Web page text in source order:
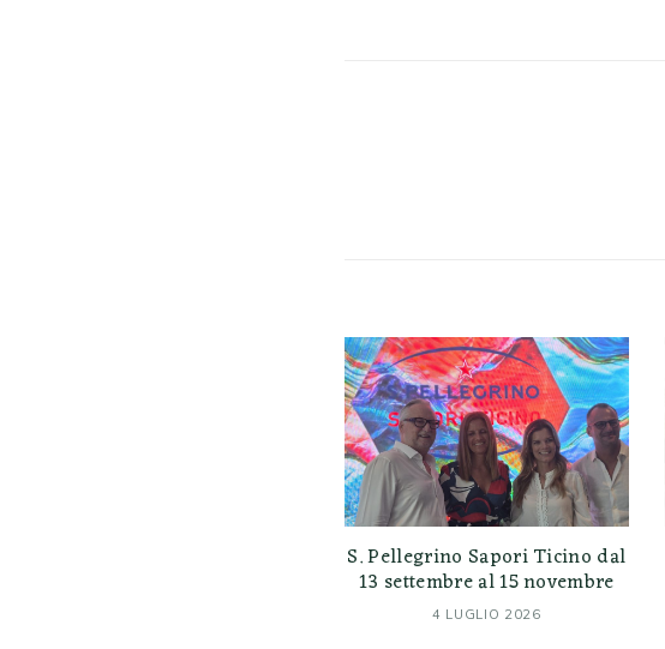
S. Pellegrino Sapori Ticino dal
13 settembre al 15 novembre
4 LUGLIO 2026